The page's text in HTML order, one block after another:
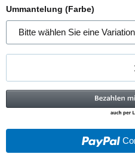
Ummantelung (Farbe)
Bitte wählen Sie eine